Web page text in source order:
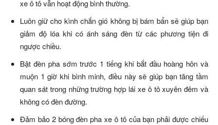
xe ô tô vẫn hoạt động bình thường.
Luôn giữ cho kình chắn gió không bị bám bẩn sẽ giúp bạn
giảm độ lóa khi có ánh sáng đèn từ các phương tiện đi
ngược chiều.
Bật đèn pha sớm trước 1 tiếng khi bắt đầu hoàng hôn và
muộn 1 giờ khi bình minh, điều này sẽ giúp bạn tăng tầm
quan sát trong những trường hợp lái xe ô tô xuyên đêm và
không có đèn đường.
Đảm bảo 2 bóng đèn pha xe ô tô của bạn phải được chiếu